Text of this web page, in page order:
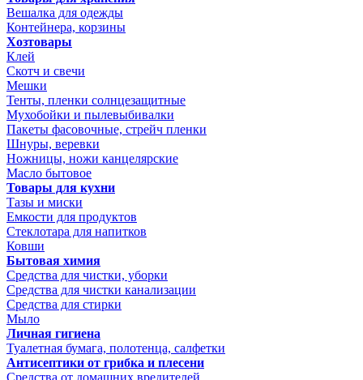
Вешалка для одежды
Контейнера, корзины
Хозтовары
Клей
Скотч и свечи
Мешки
Тенты, пленки солнцезащитные
Мухобойки и пылевыбивалки
Пакеты фасовочные, стрейч пленки
Шнуры, веревки
Ножницы, ножи канцелярские
Масло бытовое
Товары для кухни
Тазы и миски
Емкости для продуктов
Стеклотара для напитков
Ковши
Бытовая химия
Средства для чистки, уборки
Средства для чистки канализации
Средства для стирки
Мыло
Личная гигиена
Туалетная бумага, полотенца, салфетки
Антисептики от грибка и плесени
Средства от домашних вредителей